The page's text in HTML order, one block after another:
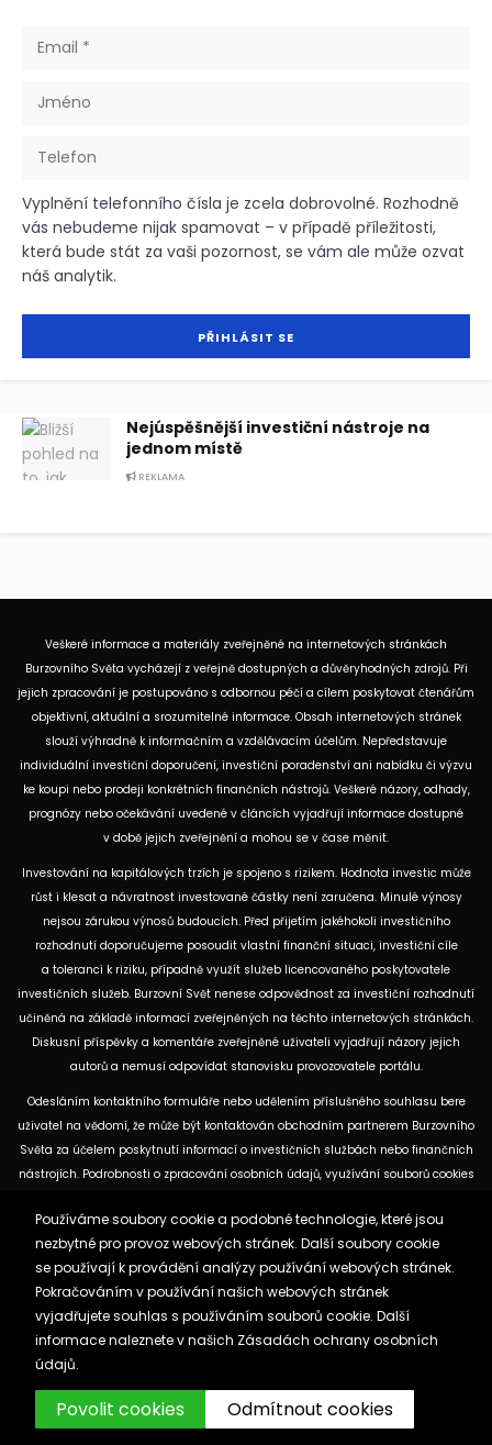
Vyplnění telefonního čísla je zcela dobrovolné. Rozhodně
vás nebudeme nijak spamovat – v případě příležitosti,
která bude stát za vaši pozornost, se vám ale může ozvat
náš analytik.
Nejúspěšnější investiční nástroje na
jednom místě
REKLAMA
Veškeré informace a materiály zveřejněné na internetových stránkách
Burzovního Světa vycházejí z veřejně dostupných a důvěryhodných zdrojů. Při
jejich zpracování je postupováno s odbornou péčí a cílem poskytovat čtenářům
objektivní, aktuální a srozumitelné informace. Obsah internetových stránek
slouží výhradně k informačním a vzdělávacím účelům. Nepředstavuje
individuální investiční doporučení, investiční poradenství ani nabídku či výzvu
ke koupi nebo prodeji konkrétních finančních nástrojů. Veškeré názory, odhady,
prognózy nebo očekávání uvedené v článcích vyjadřují informace dostupné
v době jejich zveřejnění a mohou se v čase měnit.
Investování na kapitálových trzích je spojeno s rizikem. Hodnota investic může
růst i klesat a návratnost investované částky není zaručena. Minulé výnosy
nejsou zárukou výnosů budoucích. Před přijetím jakéhokoli investičního
rozhodnutí doporučujeme posoudit vlastní finanční situaci, investiční cíle
a toleranci k riziku, případně využít služeb licencovaného poskytovatele
investičních služeb. Burzovní Svět nenese odpovědnost za investiční rozhodnutí
učiněná na základě informací zveřejněných na těchto internetových stránkách.
Diskusní příspěvky a komentáře zveřejněné uživateli vyjadřují názory jejich
autorů a nemusí odpovídat stanovisku provozovatele portálu.
Odesláním kontaktního formuláře nebo udělením příslušného souhlasu bere
uživatel na vědomí, že může být kontaktován obchodním partnerem Burzovního
Světa za účelem poskytnutí informací o investičních službách nebo finančních
nástrojích. Podrobnosti o zpracování osobních údajů, využívání souborů cookies
dostupných na těchto internetových stránkách. U jednotlivých článků mohou
být uvedeny informace o použitých zdrojích, datu původní analýzy nebo datu,
ke kterému se vztahují uvedené tržní údaje.
Zásady ochrany osobních údajů a cookies
Reklama
Burzovnisvet.cz © 2026
Používáme soubory cookie a podobné technologie, které jsou
nezbytné pro provoz webových stránek. Další soubory cookie
se používají k provádění analýzy používání webových stránek.
Pokračováním v používání našich webových stránek
vyjadřujete souhlas s používáním souborů cookie. Další
informace naleznete v našich Zásadách ochrany osobních
údajů.
Povolit cookies Odmítnout cookies